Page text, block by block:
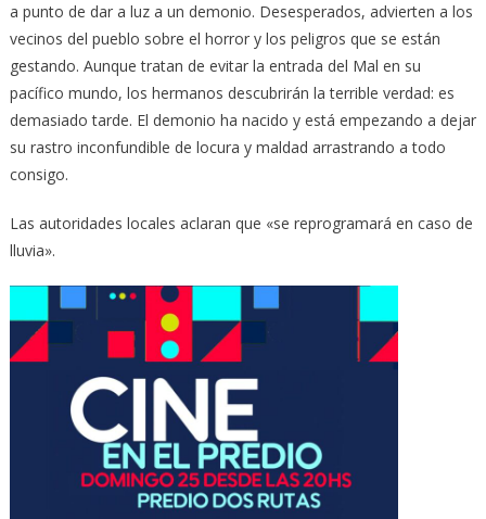
a punto de dar a luz a un demonio. Desesperados, advierten a los
vecinos del pueblo sobre el horror y los peligros que se están
gestando. Aunque tratan de evitar la entrada del Mal en su
pacífico mundo, los hermanos descubrirán la terrible verdad: es
demasiado tarde. El demonio ha nacido y está empezando a dejar
su rastro inconfundible de locura y maldad arrastrando a todo
consigo.
Las autoridades locales aclaran que «se reprogramará en caso de
lluvia».